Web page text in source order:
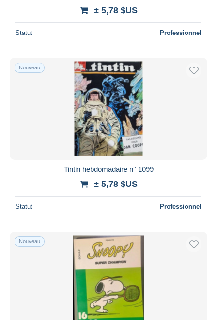
± 5,78 $US
Statut Professionnel
Nouveau
Tintin hebdomadaire n° 1099
± 5,78 $US
Statut Professionnel
Nouveau